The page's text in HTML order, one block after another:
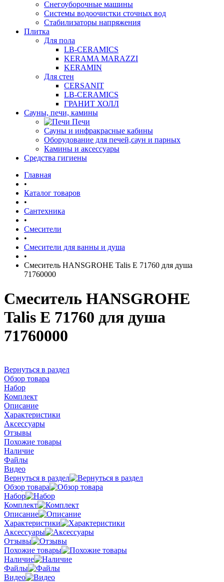
Снегоуборочные машины
Системы водоочистки сточных вод
Стабилизаторы напряжения
Плитка
Для пола
LB-CERAMICS
KERAMA MARAZZI
KERAMIN
Для стен
CERSANIT
LB-CERAMICS
ГРАНИТ ХОЛЛ
Сауны, печи, камины
Печи
Сауны и инфракрасные кабины
Оборудование для печей,саун и парных
Камины и аксессуары
Средства гигиены
Главная
•
Каталог товаров
•
Сантехника
•
Смесители
•
Смесители для ванны и душа
•
Смеситель HANSGROHE Talis E 71760 для душа
71760000
Смеситель HANSGROHE
Talis E 71760 для душа
71760000
Вернуться в раздел
Обзор товара
Набор
Комплект
Описание
Характеристики
Аксессуары
Отзывы
Похожие товары
Наличие
Файлы
Видео
Вернуться в раздел
Обзор товара
Набор
Комплект
Описание
Характеристики
Аксессуары
Отзывы
Похожие товары
Наличие
Файлы
Видео